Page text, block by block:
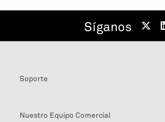
Síganos
Soporte
Nuestro Equipo Comercial